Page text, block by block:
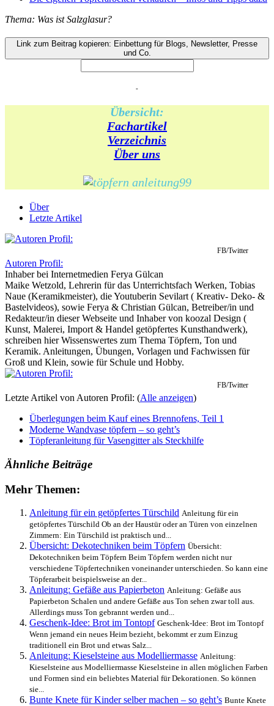
Thema: Was ist Salzglasur?
Link zum Beitrag kopieren: Einbettung für Blogs, Newsletter, Presse
und Co.
-
Übersicht:
Fachartikel
Verzeichnis
Über uns
Über
Letzte Artikel
FB/Twitter
Autoren Profil:
Inhaberbei Internetmedien Ferya Gülcan
Maike Wetzold, Lehrerin für das Unterrichtsfach Werken, Tobias
Naue (Keramikmeister), die Youtuberin Sevilart ( Kreativ- Deko- &
Bastelvideos), sowie Ferya & Christian Gülcan, Betreiber/in und
Redakteur/in dieser Webseite und Inhaber von koozal Design (
Kunst, Malerei, Import & Handel getöpfertes Kunsthandwerk),
schreiben hier Wissenswertes zum Thema Töpfern, Ton und
Keramik. Anleitungen, Übungen, Vorlagen und Fachwissen für
Groß und Klein, sowie für Schule und Hobby.
FB/Twitter
Letzte Artikel von Autoren Profil: (Alle anzeigen)
Überlegungen beim Kauf eines Brennofens, Teil 1
Moderne Wandvase töpfern – so geht’s
Töpferanleitung für Vasengitter als Steckhilfe
Ähnliche Beiträge
Mehr Themen:
Anleitung für ein getöpfertes Türschild Anleitung für ein
getöpfertes Türschild Ob an der Haustür oder an Türen von einzelnen
Zimmern: Ein Türschild ist praktisch und...
Übersicht: Dekotechniken beim Töpfern Übersicht:
Dekotechniken beim Töpfern Beim Töpfern werden nicht nur
verschiedene Töpfertechniken voneinander unterschieden. So kann eine
Töpferarbeit beispielsweise an der...
Anleitung: Gefäße aus Papierbeton Anleitung: Gefäße aus
Papierbeton Schalen und andere Gefäße aus Ton sehen zwar toll aus.
Allerdings muss Ton gebrannt werden und...
Geschenk-Idee: Brot im Tontopf Geschenk-Idee: Brot im Tontopf
Wenn jemand ein neues Heim bezieht, bekommt er zum Einzug
traditionell ein Brot und etwas Salz...
Anleitung: Kieselsteine aus Modelliermasse Anleitung:
Kieselsteine aus Modelliermasse Kieselsteine in allen möglichen Farben
und Formen sind ein beliebtes Material für Dekorationen. So können
sie...
Bunte Knete für Kinder selber machen – so geht’s Bunte Knete